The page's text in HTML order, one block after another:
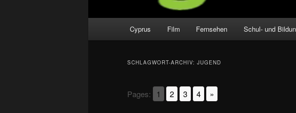
Cyprus Film Fernsehen Schul- und
SCHLAGWORT-ARCHIV: JUGEND
Pages: 1 2 3 4 »